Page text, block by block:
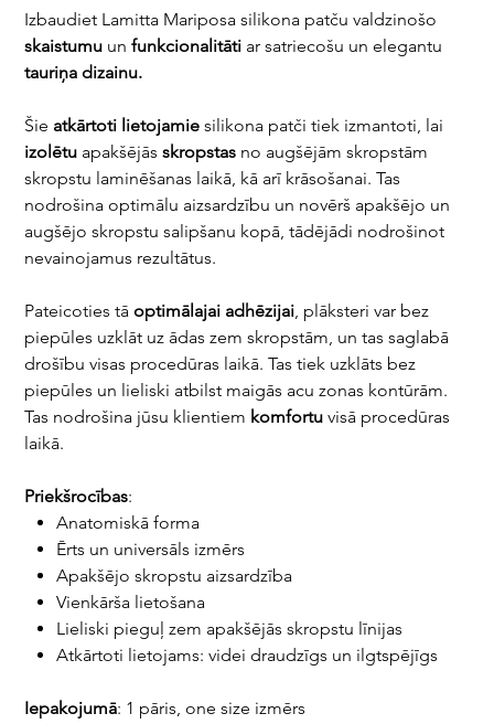
Izbaudiet Lamitta Mariposa silikona patču valdzinošo
skaistumu unfunkcionalitāti ar satriecošu un elegantu
tauriņa dizainu.
Šie atkārtoti lietojamie silikona patči tiek izmantoti, lai
izolētu apakšējāsskropstas no augšējām skropstām
skropstu laminēšanas laikā, kā arī krāsošanai. Tas
nodrošina optimālu aizsardzību un novērš apakšējo un
augšējo skropstu salipšanu kopā, tādējādi nodrošinot
nevainojamus rezultātus.
Pateicoties tāoptimālajai adhēzijai, plāksteri var bez
piepūles uzklāt uz ādas zem skropstām, un tas saglabā
drošību visas procedūras laikā. Tas tiek uzklāts bez
piepūles un lieliski atbilst maigās acu zonas kontūrām.
Tas nodrošina jūsu klientiem komfortu visā procedūras
laikā.
Priekšrocības:
Anatomiskā forma
Ērts un universāls izmērs
Apakšējo skropstu aizsardzība
Vienkārša lietošana
Lieliski pieguļ zem apakšējās skropstu līnijas
Atkārtoti lietojams: videi draudzīgs un ilgtspējīgs
Iepakojumā: 1 pāris, one size izmērs